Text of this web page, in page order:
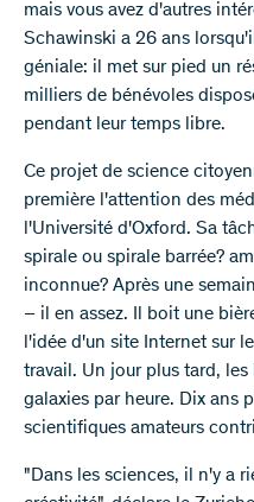
mais vous avez d'autres
Schawinski a 26 ans
géniale: il met sur pied un
milliers de bénévoles
pendant leur temps libre.
Ce projet de science
première l'attention des
l'Université d'Oxford. Sa
spirale ou spirale barrée?
inconnue? Après une
– il en assez. Il boit une
l'idée d'un site Internet sur
travail. Un jour plus tard,
galaxies par heure. Dix ans
scientifiques amateurs
"Dans les sciences, il n'y a